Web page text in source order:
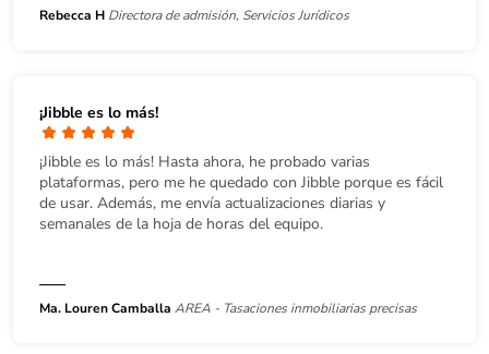
Rebecca H Directora de admisión, Servicios Jurídicos
¡Jibble es lo más!
¡Jibble es lo más! Hasta ahora, he probado varias
plataformas, pero me he quedado con Jibble porque es fácil
de usar. Además, me envía actualizaciones diarias y
semanales de la hoja de horas del equipo.
Ma. Louren Camballa AREA - Tasaciones inmobiliarias precisas